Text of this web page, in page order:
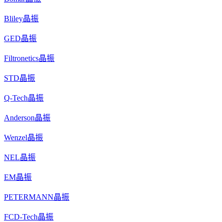
Bliley晶振
GED晶振
Filtronetics晶振
STD晶振
Q-Tech晶振
Anderson晶振
Wenzel晶振
NEL晶振
EM晶振
PETERMANN晶振
FCD-Tech晶振